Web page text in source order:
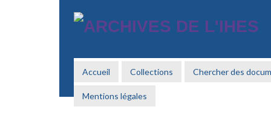
Accueil Collections Chercher des
Mentions légales